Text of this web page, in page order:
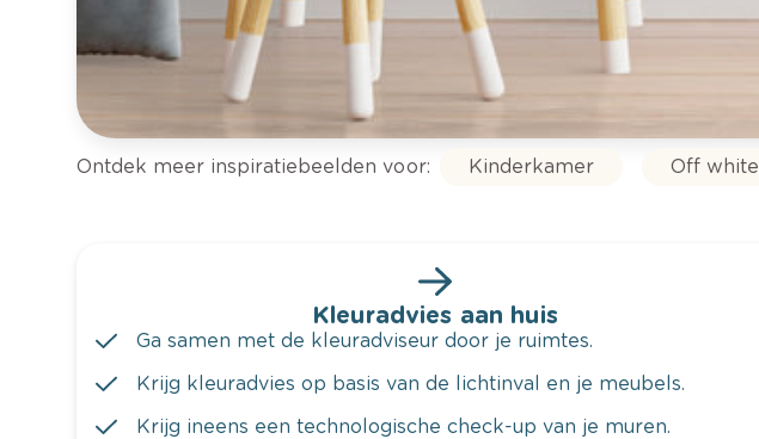
Ontdek meer inspiratiebeelden voor: Kinderkamer Off white
Kleuradvies aan huis
Ga samen met de kleuradviseur door je ruimtes.
Krijg kleuradvies op basis van de lichtinval en je meubels.
Krijg ineens een technologische check-up van je muren.